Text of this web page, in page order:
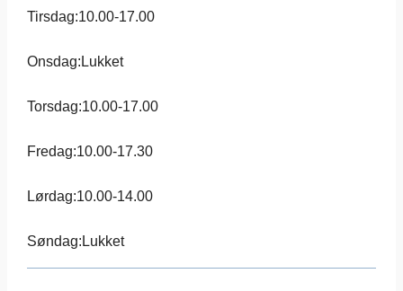
Tirsdag:10.00-17.00
Onsdag:Lukket
Torsdag:10.00-17.00
Fredag:10.00-17.30
Lørdag:10.00-14.00
Søndag:Lukket